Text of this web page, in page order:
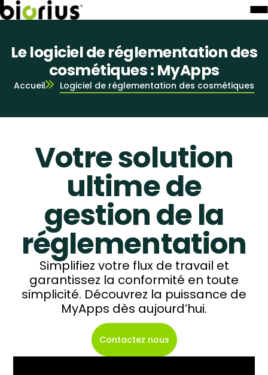
Le logiciel de réglementation des
cosmétiques : MyApps
Accueil Logiciel de réglementation des cosmétiques
Votre solution
ultime de
gestion de la
réglementation
Simplifiez votre flux de travail et
garantissez la conformité en toute
simplicité. Découvrez la puissance de
MyApps dès aujourd’hui.
Contactez nous